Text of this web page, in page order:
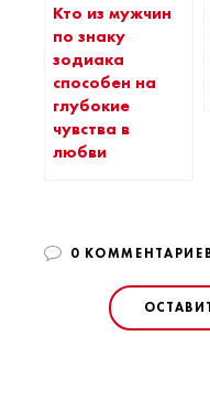
Кто из мужчин
по знаку
зодиака
способен на
глубокие
чувства в
любви
0